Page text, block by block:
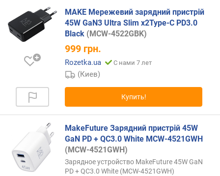
з
а
р
д
с
в
В
т
MAKE Мережевий зарядний пристрій
45W GaN3 Ultra Slim x2Type-C PD3.0
Black (MCW-4522GBK)
999 грн.
Rozetka.ua С нами 7 лет
(Киев)
Купить!
MakeFuture Зарядний пристрій 45W
GaN PD + QC3.0 White MCW-4521GWH
(MCW-4521GWH)
Зарядное устройство MakeFuture 45W GaN
PD + QC3.0 White (MCW-4521GWH)